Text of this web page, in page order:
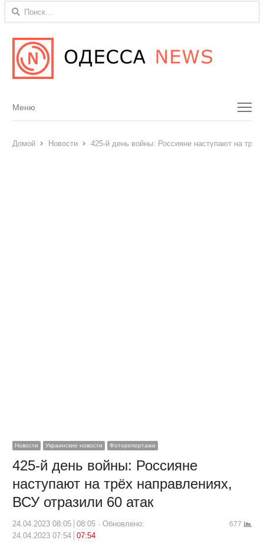
Найти:
Menu
Меню
Домой Новости 425-й день войны: Россияне наступают на
Новости Украинские новости Фоторепортажи
425-й день войны: Россияне
наступают на трёх направлениях,
ВСУ отразили 60 атак
24.04.2023 08:05 08:05
Обновлено:
24.04.2023 07:54
07:54
677